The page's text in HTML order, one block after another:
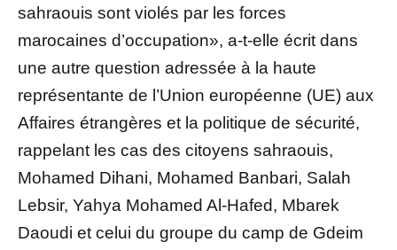
sahraouis sont violés par les forces
marocaines d’occupation», a-t-elle écrit dans
une autre question adressée à la haute
représentante de l’Union européenne (UE) aux
Affaires étrangères et la politique de sécurité,
rappelant les cas des citoyens sahraouis,
Mohamed Dihani, Mohamed Banbari, Salah
Lebsir, Yahya Mohamed Al-Hafed, Mbarek
Daoudi et celui du groupe du camp de Gdeim